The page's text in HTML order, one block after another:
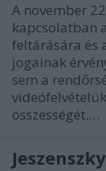
A november
kapcsolatban
feltárására és
jogainak
sem a
összességét.…